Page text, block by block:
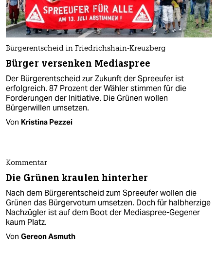
Bürgerentscheid in Friedrichshain-Kreuzberg
Bürger versenken Mediaspree
Der Bürgerentscheid zur Zukunft der Spreeufer ist
erfolgreich. 87 Prozent der Wähler stimmen für die
Forderungen der Initiative. Die Grünen wollen
Bürgerwillen umsetzen.
Von Kristina Pezzei
Kommentar
Die Grünen kraulen hinterher
Nach dem Bürgerentscheid zum Spreeufer wollen die
Grünen das Bürgervotum umsetzen. Doch für halbherzige
Nachzügler ist auf dem Boot der Mediaspree-Gegener
kaum Platz.
Von Gereon Asmuth